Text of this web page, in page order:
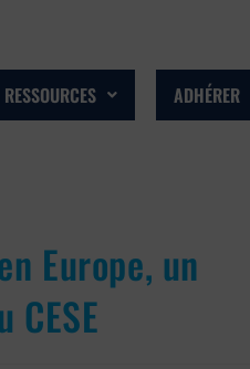
RESSOURCES ADHÉRER
Europe, un